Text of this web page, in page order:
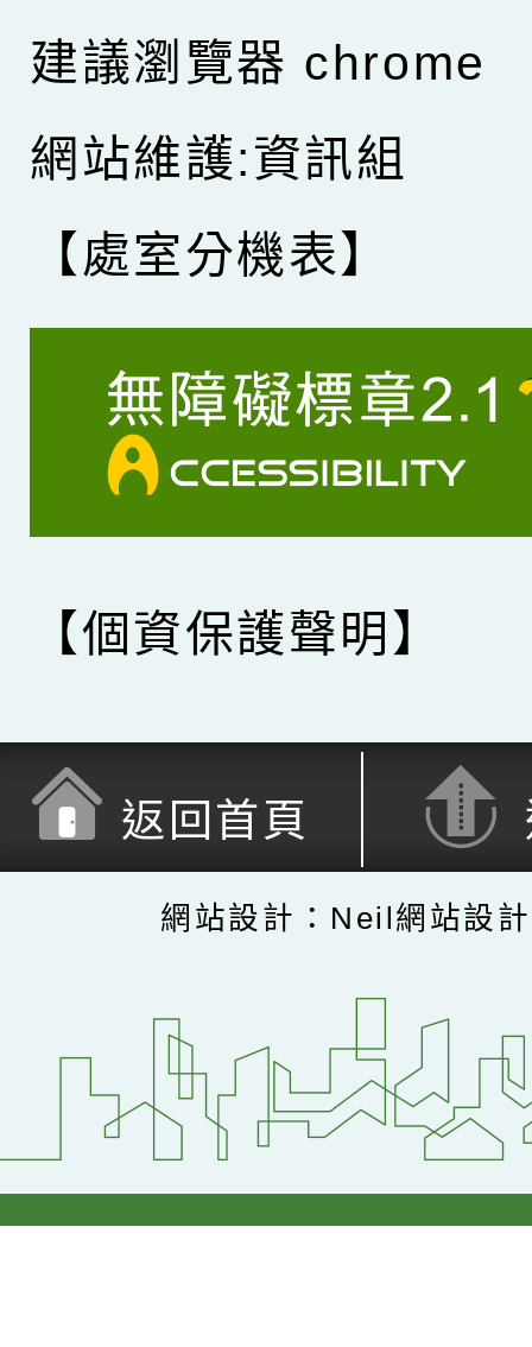
建議瀏覽器 chrome
網站維護:資訊組
【處室分機表】
【個資保護聲明】
返回首頁
網站設計：Neil網站設